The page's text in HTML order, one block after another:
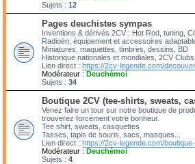
Sujets : 12
Pages deuchistes sympas
Inventions & dérivés 2CV : Hot Rod, tuning,
Radioën, équipement et accessoires
Miniatures, maquettes, timbres, dessins, BD
Historique nationales et mondiales, 2CV Clubs
Lien direct : https://2cv-legende.com/
Modérateur : Deuchémoi
Sujets : 34
Boutique 2CV (tee-shirts, sweats,
Venez faire un tour sur notre boutique de
trouverez forcément votre bonheur.
Tee shirt, sweats, casquettes
Tasses, tapis de souris, sacs, masques...
Lien direct : https://2cv-legende.com/
Modérateur : Deuchémoi
Sujets : 4